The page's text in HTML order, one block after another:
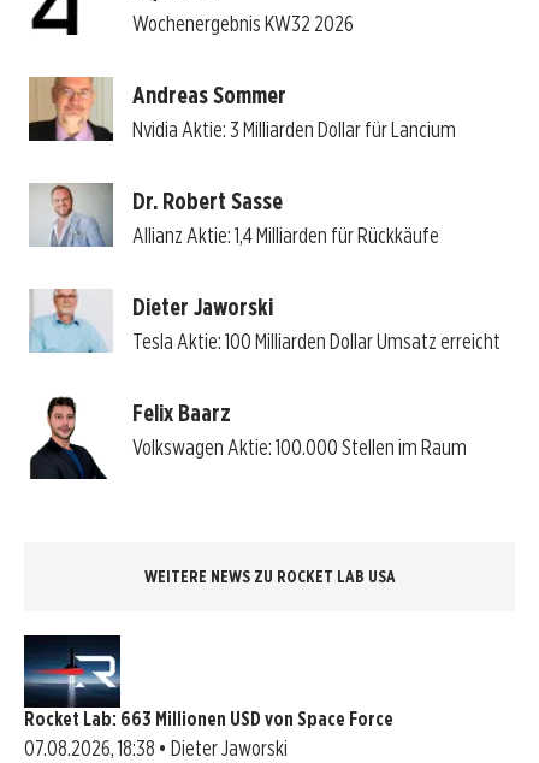
Wochenergebnis KW32 2026
Andreas Sommer
Nvidia Aktie: 3 Milliarden Dollar für Lancium
Dr. Robert Sasse
Allianz Aktie: 1,4 Milliarden für Rückkäufe
Dieter Jaworski
Tesla Aktie: 100 Milliarden Dollar Umsatz erreicht
Felix Baarz
Volkswagen Aktie: 100.000 Stellen im Raum
WEITERE NEWS ZU ROCKET LAB USA
Rocket Lab: 663 Millionen USD von Space Force
07.08.2026, 18:38 • Dieter Jaworski